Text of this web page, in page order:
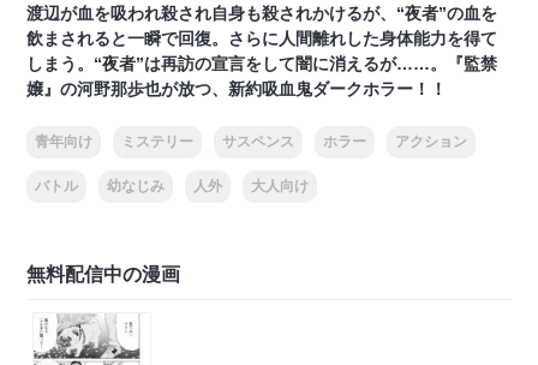
渡辺が血を吸われ殺され自身も殺されかけるが、“夜者”の血を
飲まされると一瞬で回復。さらに人間離れした身体能力を得て
しまう。“夜者”は再訪の宣言をして闇に消えるが……。『監禁
嬢』の河野那歩也が放つ、新約吸血鬼ダークホラー！！
青年向け ミステリー サスペンス ホラー アクション
バトル 幼なじみ 人外 大人向け
無料配信中の漫画